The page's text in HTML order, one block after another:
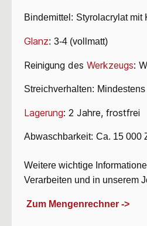
Bindemittel: Styrolacrylat mit
Glanz: 3-4 (vollmatt)
Reinigung des Werkzeugs:
Streichverhalten: Mindestens
Lagerung: 2 Jahre, frostfrei
Abwaschbarkeit: Ca. 15 000
Weitere wichtige
Verarbeiten und in unserem
Zum Mengenrechner ->